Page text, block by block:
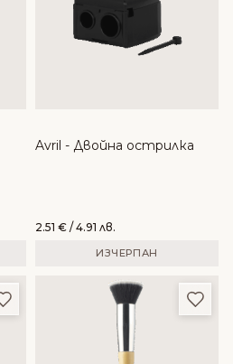
Avril - Двойна острилка
2.51 € / 4.91 лв.
ИЗЧЕРПАН
Добави в любими